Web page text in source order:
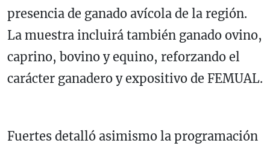
presencia de ganado avícola de la región.
La muestra incluirá también ganado ovino,
caprino, bovino y equino, reforzando el
carácter ganadero y expositivo de FEMUAL.
Fuertes detalló asimismo la programación